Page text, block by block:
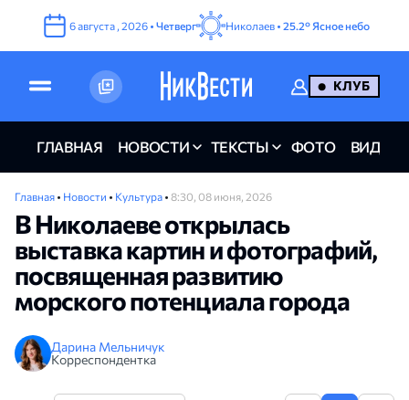
6августа , 2026 • Четверг Николаев • 25.2° Ясное небо
КЛУБ
ГЛАВНАЯ НОВОСТИ ТЕКСТЫ ФОТО ВИДЕО
Главная • Новости • Культура • 8:30, 08 июня, 2026
В Николаеве открылась
выставка картин и фотографий,
посвященная развитию
морского потенциала города
Дарина Мельничук
Корреспондентка